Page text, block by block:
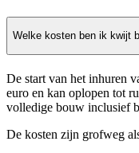
Welke kosten ben ik kwijt
De start van het inhuren
euro en kan oplopen tot
volledige bouw inclusief
De kosten zijn grofweg